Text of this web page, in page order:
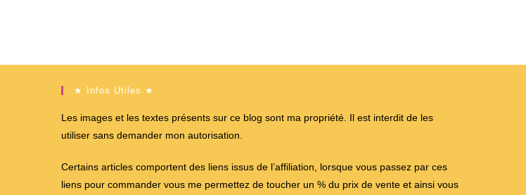
★ Infos Utiles ★
Les images et les textes présents sur ce blog sont ma propriété. Il est interdit de les
utiliser sans demander mon autorisation.
Certains articles comportent des liens issus de l’affiliation, lorsque vous passez par ces
liens pour commander vous me permettez de toucher un % du prix de vente et ainsi vous